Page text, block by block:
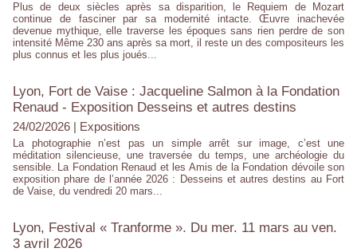
Plus de deux siècles après sa disparition, le Requiem de Mozart
continue de fasciner par sa modernité intacte. Œuvre inachevée
devenue mythique, elle traverse les époques sans rien perdre de son
intensité Même 230 ans après sa mort, il reste un des compositeurs les
plus connus et les plus joués...
Lyon, Fort de Vaise : Jacqueline Salmon à la Fondation
Renaud - Exposition Desseins et autres destins
24/02/2026 | Expositions
La photographie n’est pas un simple arrêt sur image, c’est une
méditation silencieuse, une traversée du temps, une archéologie du
sensible. La Fondation Renaud et les Amis de la Fondation dévoile son
exposition phare de l’année 2026 : Desseins et autres destins au Fort
de Vaise, du vendredi 20 mars...
Lyon, Festival « Tranforme ». Du mer. 11 mars au ven.
3 avril 2026